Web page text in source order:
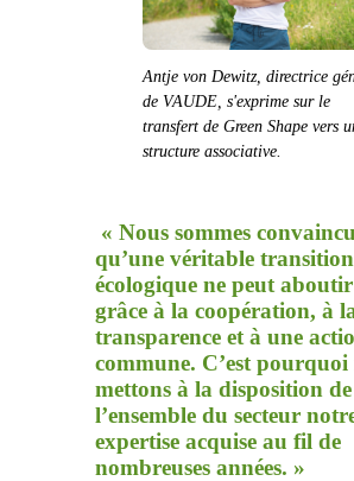
Antje von Dewitz, directrice
de VAUDE, s'exprime sur le
transfert de Green Shape vers
structure associative.
« Nous sommes
qu’une véritable transition
écologique ne peut
grâce à la coopération, à
transparence et à une
commune. C’est pourquoi
mettons à la disposition de
l’ensemble du secteur
expertise acquise au fil de
nombreuses années. »